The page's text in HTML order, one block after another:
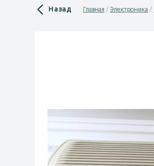
Назад Главная Электроника